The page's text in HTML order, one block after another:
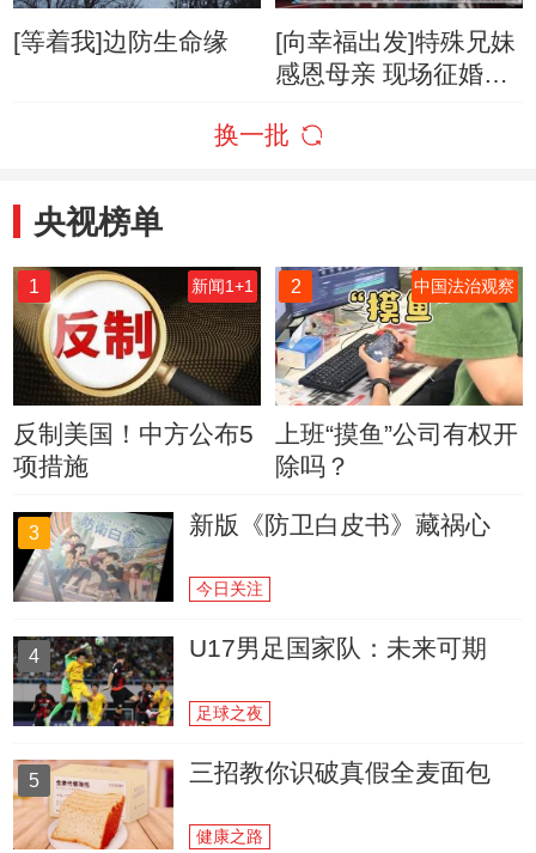
[等着我]边防生命缘
[向幸福出发]特殊兄妹
感恩母亲 现场征婚遭
换一批
央视榜单
1 新闻1+1
反制美国！中方公布5
项措施
2 中国法治观察
上班“摸鱼”公司有权开
除吗？
3 新版《防卫白皮书》藏祸心
今日关注
4 U17男足国家队：未来可期
足球之夜
5 三招教你识破真假全麦面包
健康之路